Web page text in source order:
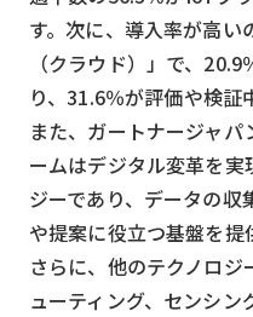
デジタルサイネージ
カメラ
Wi-Fi
SaaS
AI
おすすめ
SIM
す。次に、導入率が高
（クラウド）」で、
り、31.6％が評価や検証
また、ガートナージャ
ームはデジタル変革を
ジーであり、データの収
や提案に役立つ基盤を提
さらに、他のテクノロ
ューティング、センシ